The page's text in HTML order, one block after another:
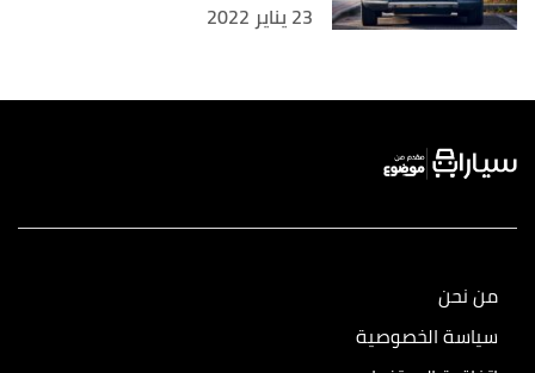
23 يناير 2022
من نحن
سياسة الخصوصية